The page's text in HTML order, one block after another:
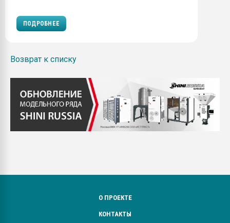
ПОДРОБНЕЕ
Возврат к списку
О ПРОЕКТЕ
КОНТАКТЫ